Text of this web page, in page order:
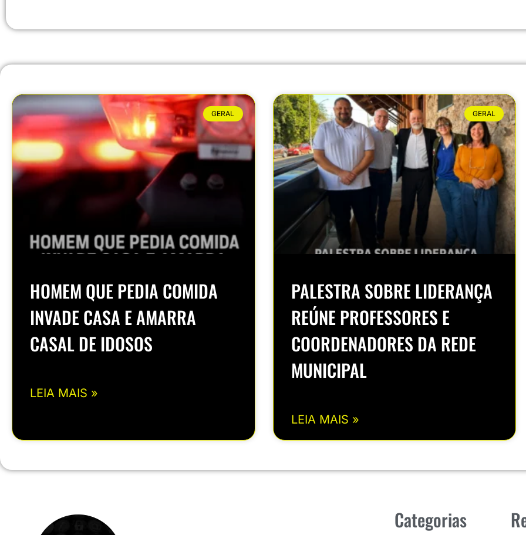
GERAL
HOMEM QUE PEDIA COMIDA
INVADE CASA E AMARRA
CASAL DE IDOSOS
LEIA MAIS »
GERAL
PALESTRA SOBRE LIDERANÇA
REÚNE PROFESSORES E
COORDENADORES DA REDE
MUNICIPAL
LEIA MAIS »
Categorias